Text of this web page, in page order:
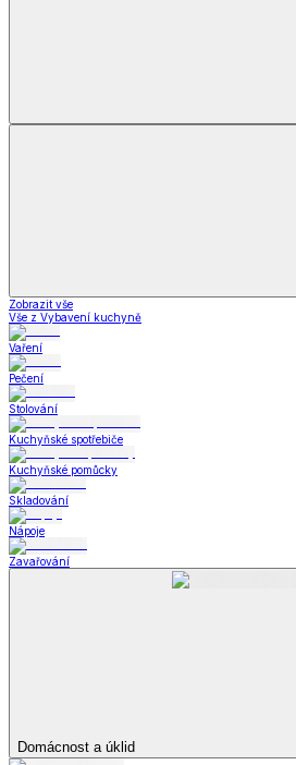
Zobrazit vše
Vše z Vybavení kuchyně
Vaření
Pečení
Stolování
Kuchyňské spotřebiče
Kuchyňské pomůcky
Skladování
Nápoje
Zavařování
Domácnost a úklid